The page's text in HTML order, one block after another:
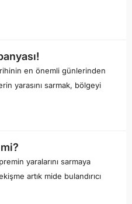
en önemli günlerinden
yarasını sarmak, bölgeyi
yaralarını sarmaya
artık mide bulandırıcı